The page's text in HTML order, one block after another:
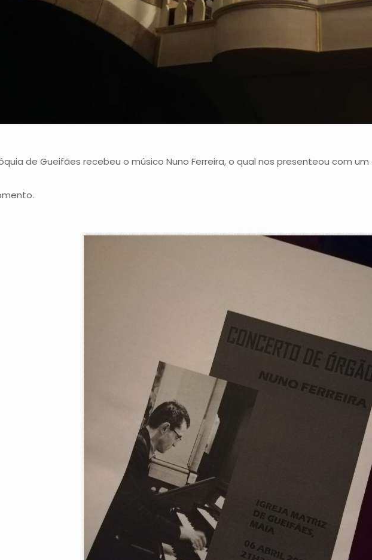
de Gueifães recebeu o músico Nuno Ferreira, o qual nos presenteou com